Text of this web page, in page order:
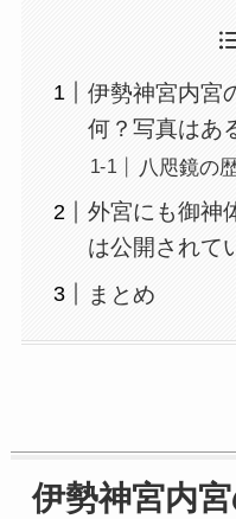
伊勢神宮内宮
何？写真はあ
八咫鏡の
外宮にも御神
は公開されて
まとめ
伊勢神宮内